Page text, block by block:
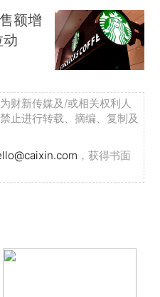
额增
财新传媒及/或相关权利人
止进行转载、摘编、复制及
，获得书面